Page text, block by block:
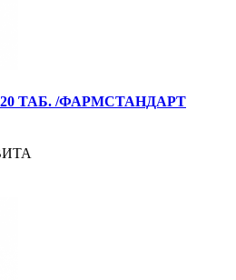
ТАБ. /ФАРМСТАНДАРТ